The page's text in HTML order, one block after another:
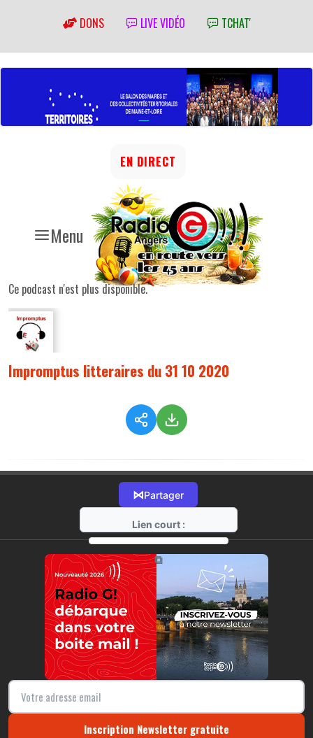
DONS LIVE VIDÉO TCHAT'
Menu
EN DIRECT
Ce podcast n'est plus disponible.
Impromptus litteraires du 31 10 2020
⋈Partager
Lien court :
https://radio-g.fr?3144
⧉
Inscription Newsletter gratuite